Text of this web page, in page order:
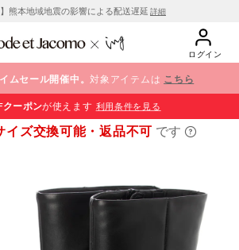
】熊本地域地震の影響による配送遅延 詳細
ログイン
ムセール開催中。対象アイテムは こちら
クーポンが使えます 利用条件を見る
イズ交換可能・返品不可 です